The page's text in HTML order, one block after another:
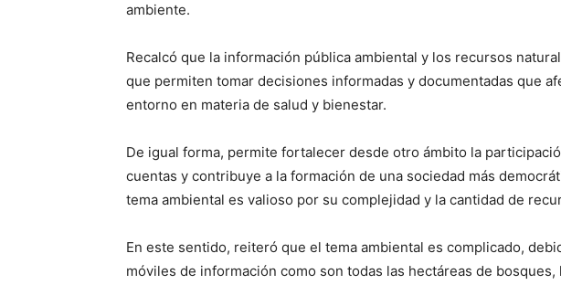
ambiente.
Recalcó que la información pública ambiental y los recursos
que permiten tomar decisiones informadas y documentadas que
entorno en materia de salud y bienestar.
De igual forma, permite fortalecer desde otro ámbito la
cuentas y contribuye a la formación de una sociedad más
tema ambiental es valioso por su complejidad y la cantidad de
En este sentido, reiteró que el tema ambiental es complicado,
móviles de información como son todas las hectáreas de